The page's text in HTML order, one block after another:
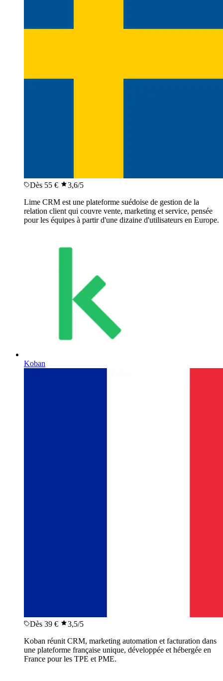
Dès 55 € 3,6/5
Lime CRM est une plateforme suédoise de gestion de la
relation client qui couvre vente, marketing et service, pensée
pour les équipes à partir d'une dizaine d'utilisateurs en Europe.
Koban
Dès 39 € 3,5/5
Koban réunit CRM, marketing automation et facturation dans
une plateforme française unique, développée et hébergée en
France pour les TPE et PME.